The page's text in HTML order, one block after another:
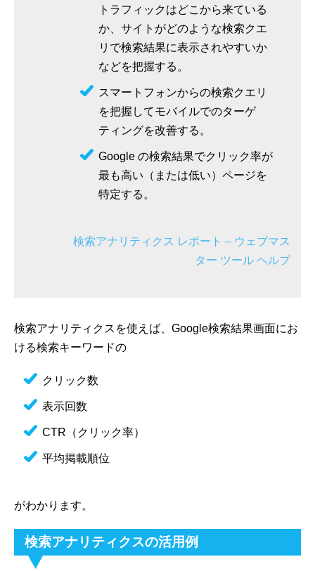
トラフィックはどこから来ている
か、サイトがどのような検索クエ
リで検索結果に表示されやすいか
などを把握する。
スマートフォンからの検索クエリ
を把握してモバイルでのターゲ
ティングを改善する。
Google の検索結果でクリック率が
最も高い（または低い）ページを
特定する。
検索アナリティクス レポート – ウェブマス
ター ツール ヘルプ
検索アナリティクスを使えば、Google検索結果画面にお
ける検索キーワードの
クリック数
表示回数
CTR（クリック率）
平均掲載順位
がわかります。
検索アナリティクスの活用例